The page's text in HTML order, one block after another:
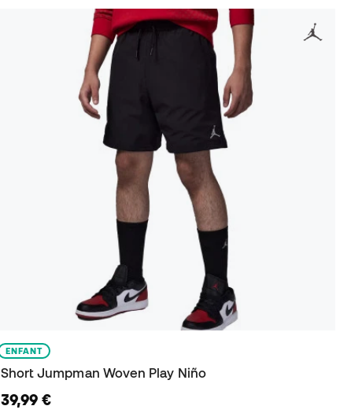
ENFANT
Short Jumpman Woven Play Niño
39,99 €